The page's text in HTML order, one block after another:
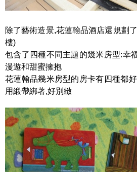
除了藝術造景,花蓮翰品酒店還規劃
樓)
包含了四種不同主題的幾米房型:幸
漫遊和甜蜜擁抱
花蓮翰品幾米房型的房卡有四種都
用緞帶綁著,好別緻